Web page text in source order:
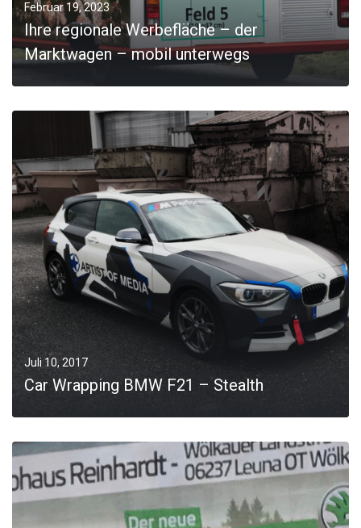
Februar 19, 2023
Ihre regionale Werbefläche – der
Marktwagen – mobil unterwegs
MORE
Juli 10, 2017
Car Wrapping BMW F21 – Stealth